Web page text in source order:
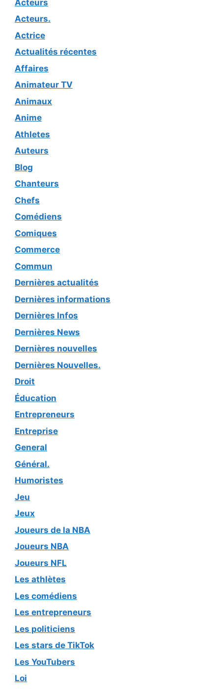
Acteurs
Acteurs.
Actrice
Actualités récentes
Affaires
Animateur TV
Animaux
Anime
Athletes
Auteurs
Blog
Chanteurs
Chefs
Comédiens
Comiques
Commerce
Commun
Dernières actualités
Dernières informations
Dernières Infos
Dernières News
Dernières nouvelles
Dernières Nouvelles.
Droit
Éducation
Entrepreneurs
Entreprise
General
Général.
Humoristes
Jeu
Jeux
Joueurs de la NBA
Joueurs NBA
Joueurs NFL
Les athlètes
Les comédiens
Les entrepreneurs
Les politiciens
Les stars de TikTok
Les YouTubers
Loi